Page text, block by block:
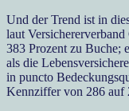
Und der Trend ist in
laut
383 Prozent zu Buche;
als die
in puncto
Kennziffer von 286 auf